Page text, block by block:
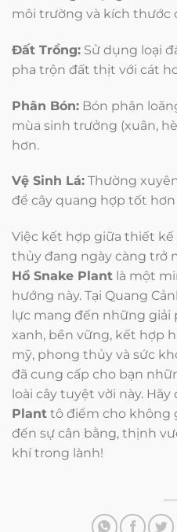
môi trường và kích thước
Đất Trồng: Sử dụng loại
pha trộn đất thịt với cát
Phân Bón: Bón phân
mùa sinh trưởng (xuân,
hơn.
Vệ Sinh Lá: Thường
để cây quang hợp tốt
Việc kết hợp giữa thiết
thủy đang ngày càng trở
Hổ Snake Plant là một
hướng này. Tại Quang
lực mang đến những giải
xanh, bền vững, kết hợp
mỹ, phong thủy và sức
đã cung cấp cho bạn
loài cây tuyệt vời này. Hãy
Plant tô điểm cho không
đến sự cân bằng, thịnh
khí trong lành!